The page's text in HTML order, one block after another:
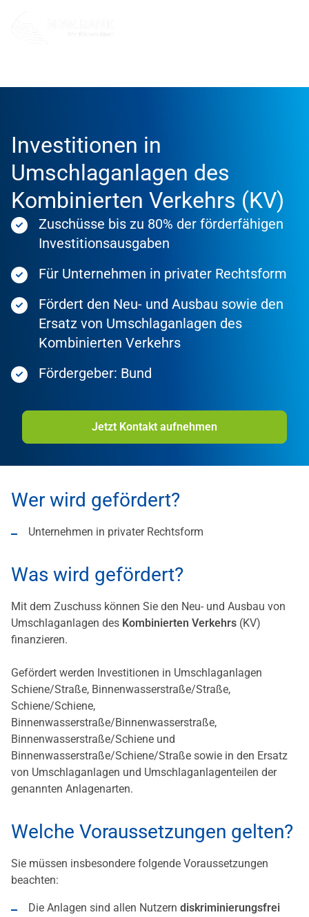
Investitionen in
Umschlaganlagen des
Kombinierten Verkehrs (KV)
Zuschüsse bis zu 80% der förderfähigen
Investitionsausgaben
Für Unternehmen in privater Rechtsform
Fördert den Neu- und Ausbau sowie den
Ersatz von Umschlaganlagen des
Kombinierten Verkehrs
Fördergeber: Bund
Jetzt Kontakt aufnehmen
Wer wird gefördert?
Unternehmen in privater Rechtsform
Was wird gefördert?
Mit dem Zuschuss können Sie den Neu- und Ausbau von
Umschlaganlagen des Kombinierten Verkehrs (KV)
finanzieren.
Gefördert werden Investitionen in Umschlaganlagen
Schiene/Straße, Binnenwasserstraße/Straße,
Schiene/Schiene,
Binnenwasserstraße/Binnenwasserstraße,
Binnenwasserstraße/Schiene und
Binnenwasserstraße/Schiene/Straße sowie in den Ersatz
von Umschlaganlagen und Umschlaganlagenteilen der
genannten Anlagenarten.
Welche Voraussetzungen gelten?
Sie müssen insbesondere folgende Voraussetzungen
beachten:
Die Anlagen sind allen Nutzern diskriminierungsfrei